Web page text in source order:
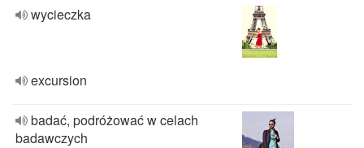
wycieczka
excursion
badać, podróżować w celach
badawczych